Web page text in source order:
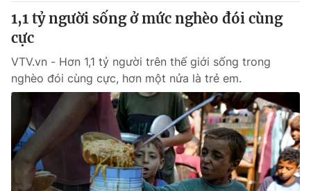
VTV9
Liên hệ tòa soạn English
THỜI BÁO VTV
Theo dõi báo trên
1,1 tỷ người sống ở mức nghèo đói cùng
cực
VTV.vn - Hơn 1,1 tỷ người trên thế giới sống trong
nghèo đói cùng cực, hơn một nửa là trẻ em.